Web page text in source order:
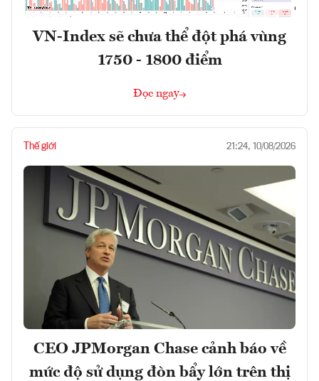
VN-Index sẽ chưa thể đột phá vùng
1750 - 1800 điểm
Đọc ngay
Thế giới 21:24, 10/08/2026
CEO JPMorgan Chase cảnh báo về
mức độ sử dụng đòn bẩy lớn trên thị